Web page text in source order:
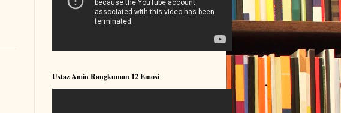
Ustaz Amin Rangkuman 12 Emosi